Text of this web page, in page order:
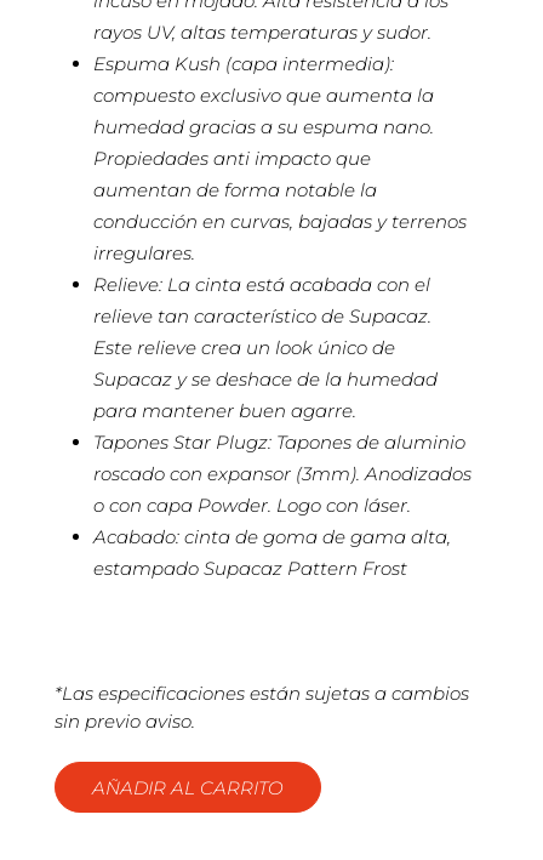
rayos UV, altas temperaturas y sudor.
Espuma Kush (capa intermedia):
compuesto exclusivo que aumenta la
humedad gracias a su espuma nano.
Propiedades anti impacto que
aumentan de forma notable la
conducción en curvas, bajadas y terrenos
irregulares.
Relieve: La cinta está acabada con el
relieve tan característico de Supacaz.
Este relieve crea un look único de
Supacaz y se deshace de la humedad
para mantener buen agarre.
Tapones Star Plugz: Tapones de aluminio
roscado con expansor (3mm). Anodizados
o con capa Powder. Logo con láser.
Acabado: cinta de goma de gama alta,
estampado Supacaz Pattern Frost
*Las especificaciones están sujetas a cambios
sin previo aviso.
AÑADIR AL CARRITO